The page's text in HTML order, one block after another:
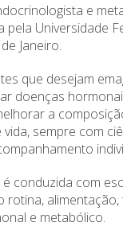
e
pela Universidade
Janeiro.
que desejam
doenças
a
sempre com
conduzida com
rotina,
e metabólico.